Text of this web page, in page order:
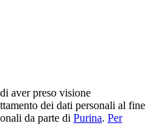
aver preso visione
dei dati personali al fine
da parte di Purina. Per